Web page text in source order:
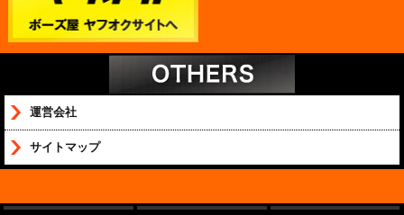
運営会社
サイトマップ